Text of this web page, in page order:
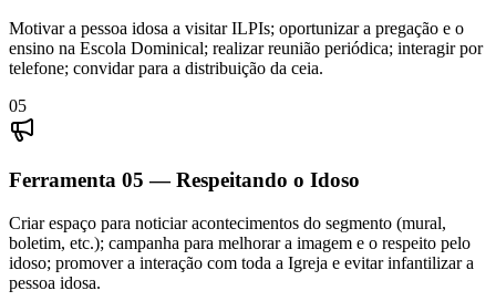
Motivar a pessoa idosa a visitar ILPIs; oportunizar a pregação e o
ensino na Escola Dominical; realizar reunião periódica; interagir por
telefone; convidar para a distribuição da ceia.
05
Ferramenta 05 —Respeitando o Idoso
Criar espaço para noticiar acontecimentos do segmento (mural,
boletim, etc.); campanha para melhorar a imagem e o respeito pelo
idoso; promover a interação com toda a Igreja e evitar infantilizar a
pessoa idosa.